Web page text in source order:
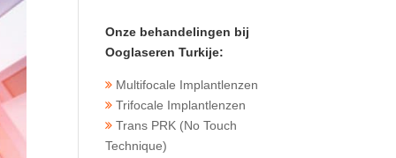
Onze behandelingen bij
Ooglaseren Turkije:
Multifocale Implantlenzen
Trifocale Implantlenzen
Trans PRK (No Touch
Technique)